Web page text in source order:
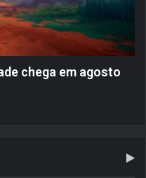
chega em agosto